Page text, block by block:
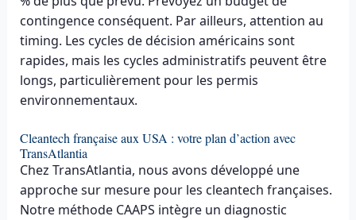
contingence conséquent. Par ailleurs, attention au
timing. Les cycles de décision américains sont
rapides, mais les cycles administratifs peuvent être
longs, particulièrement pour les permis
environnementaux.
Cleantech française aux USA : votre plan d’action avec
TransAtlantia
Chez TransAtlantia, nous avons développé une
approche sur mesure pour les cleantech françaises.
Notre méthode CAAPS intègre un diagnostic